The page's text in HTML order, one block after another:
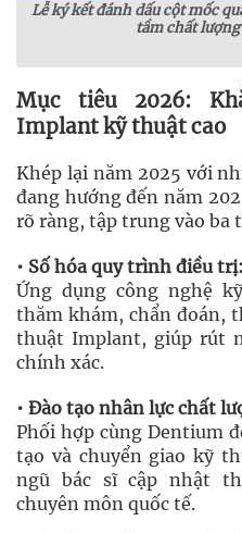
Lễ ký kết đánh dấu cột mốc
tầm chất
Mục tiêu 2026:
Implant kỹ thuật cao
Khép lại năm 2025 với
đang hướng đến năm
rõ ràng, tập trung vào ba
• Số hóa quy trình điều trị:
Ứng dụng công nghệ
thăm khám, chẩn đoán,
thuật Implant, giúp rút
chính xác.
• Đào tạo nhân lực chất
Phối hợp cùng Dentium
tạo và chuyển giao kỹ
ngũ bác sĩ cập nhật
chuyên môn quốc tế.